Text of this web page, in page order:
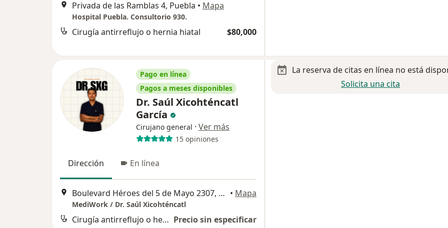
Privada de las Ramblas 4, Puebla • Mapa
Hospital Puebla. Consultorio 930.
Cirugía antirreflujo o hernia hiatal $80,000
Pago en línea
Pagos a meses disponibles
Dr. Saúl Xicohténcatl
García
Cirujano general · Ver más
15 opiniones
Dirección En línea
Boulevard Héroes del 5 de Mayo 2307, Puebla • Mapa
MediWork / Dr. Saúl Xicohténcatl
Cirugía antirreflujo o hernia hiatal Precio sin especificar
La reserva de citas en línea no está
Solicita una cita